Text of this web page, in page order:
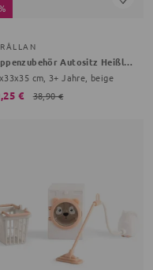
Puppenzubehör Autositz Heißluftballon
cm, 3+ Jahre, beige
€ 38,90 €